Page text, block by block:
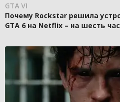
GTA VI
Почему Rockstar решила
GTA 6 на Netflix – на шесть